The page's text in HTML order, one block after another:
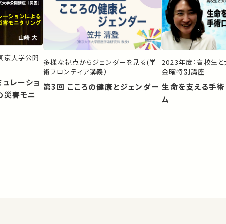
京大学公開
レーショ
災害モニ
多様な視点からジェンダーを見る(学
術フロンティア講義）
第3回 こころの健康とジェンダー
2023年度：高校生
金曜特別講座
生命を支える手
ム